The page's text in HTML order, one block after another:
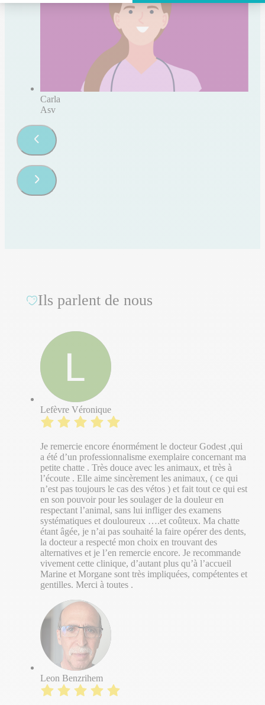
Carla
Asv
Ils parlent de nous
Lefèvre Véronique
Je remercie encore énormément le docteur Godest ,qui
a été d’un professionnalisme exemplaire concernant ma
petite chatte . Très douce avec les animaux, et très à
l’écoute . Elle aime sincèrement les animaux, ( ce qui
n’est pas toujours le cas des vétos ) et fait tout ce qui est
en son pouvoir pour les soulager de la douleur en
respectant l’animal, sans lui infliger des examens
systématiques et douloureux ….et coûteux. Ma chatte
étant âgée, je n’ai pas souhaité la faire opérer des dents,
la docteur a respecté mon choix en trouvant des
alternatives et je l’en remercie encore. Je recommande
vivement cette clinique, d’autant plus qu’à l’accueil
Marine et Morgane sont très impliquées, compétentes et
gentilles. Merci à toutes .
Leon Benzrihem